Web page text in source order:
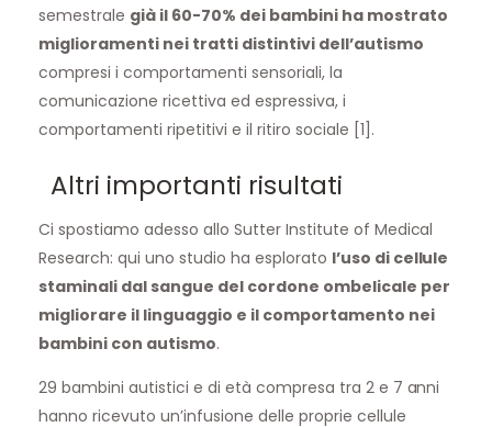
semestrale già il 60-70% dei bambini ha mostrato
miglioramenti nei tratti distintivi dell’autismo
compresi i comportamenti sensoriali, la
comunicazione ricettiva ed espressiva, i
comportamenti ripetitivi e il ritiro sociale [1].
Altri importanti risultati
Ci spostiamo adesso allo Sutter Institute of Medical
Research: qui uno studio ha esplorato l’uso di cellule
staminali dal sangue del cordone ombelicale per
migliorare il linguaggio e il comportamento nei
bambini con autismo.
29 bambini autistici e di età compresa tra 2 e 7 anni
hanno ricevuto un’infusione delle proprie cellule